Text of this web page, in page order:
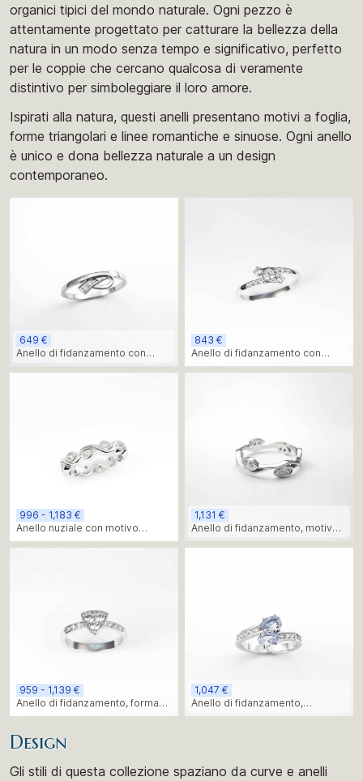
organici tipici del mondo naturale. Ogni pezzo è
attentamente progettato per catturare la bellezza della
natura in un modo senza tempo e significativo, perfetto
per le coppie che cercano qualcosa di veramente
distintivo per simboleggiare il loro amore.
Ispirati alla natura, questi anelli presentano motivi a foglia,
forme triangolari e linee romantiche e sinuose. Ogni anello
è unico e dona bellezza naturale a un design
contemporaneo.
649 €
Anello di fidanzamento con
diamante e anello
843 €
Anello di fidanzamento con
diamante dalla forma curva
996 - 1,183 €
Anello nuziale con motivo
ripetuto di foglie e diamanti
1,131 €
Anello di fidanzamento, motivo a
foglia naturale
959 - 1,139 €
Anello di fidanzamento, forma
triangolare
1,047 €
Anello di fidanzamento,
romantico e curvo
Design
Gli stili di questa collezione spaziano da curve e anelli